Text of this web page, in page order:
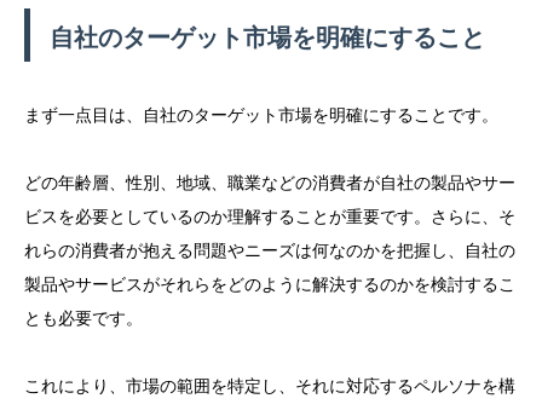
自社のターゲット市場を明確にすること
まず一点目は、自社のターゲット市場を明確にすることです。
どの年齢層、性別、地域、職業などの消費者が自社の製品やサー
ビスを必要としているのか理解することが重要です。さらに、そ
れらの消費者が抱える問題やニーズは何なのかを把握し、自社の
製品やサービスがそれらをどのように解決するのかを検討するこ
とも必要です。
これにより、市場の範囲を特定し、それに対応するペルソナを構